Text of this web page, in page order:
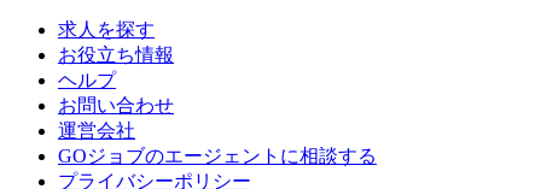
求人を探す
お役立ち情報
ヘルプ
お問い合わせ
運営会社
GOジョブのエージェントに相談する
プライバシーポリシー